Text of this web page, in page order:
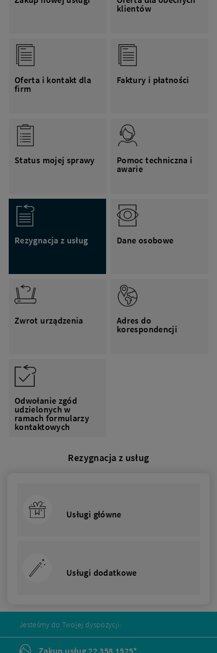
klientów
Oferta i kontakt dla
firm
Faktury i płatności
Status mojej sprawy Pomoc techniczna i
awarie
Rezygnacja z usług Dane osobowe
Zwrot urządzenia Adres do
korespondencji
Odwołanie zgód
udzielonych w
ramach formularzy
kontaktowych
Rezygnacja z usług
Usługi główne
Usługi dodatkowe
Jesteśmy do Twojej dyspozycji:
Zakup usług 22 358 1525*